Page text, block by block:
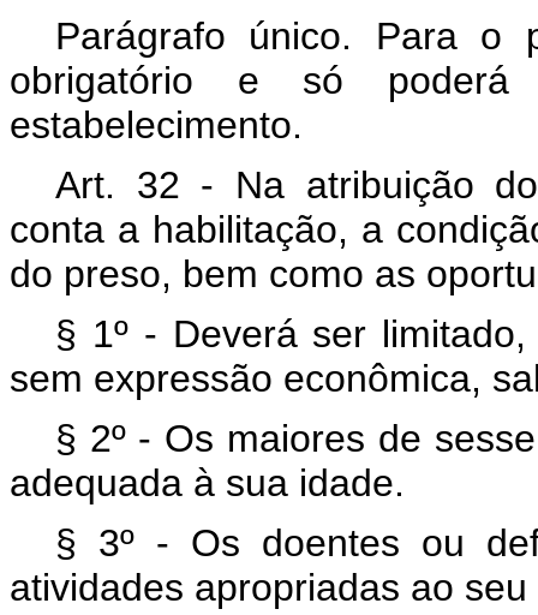
Parágrafo único. Para o
obrigatório e só
estabelecimento.
Art. 32 - Na atribuição
conta a habilitação, a
do preso, bem como as
§ 1º - Deverá ser
sem expressão econômica,
§ 2º - Os maiores de
adequada à sua idade.
§ 3º - Os doentes ou
atividades apropriadas ao